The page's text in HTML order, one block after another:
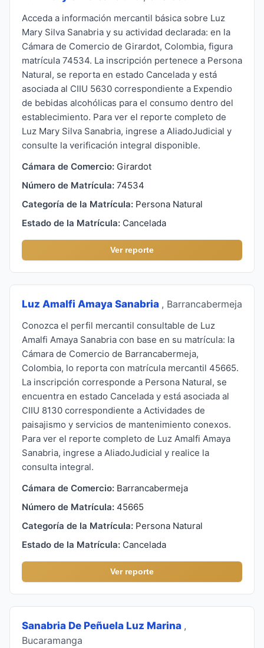
Acceda a información mercantil básica sobre Luz
Mary Silva Sanabria y su actividad declarada: en la
Cámara de Comercio de Girardot, Colombia, figura
matrícula 74534. La inscripción pertenece a Persona
Natural, se reporta en estado Cancelada y está
asociada al CIIU 5630 correspondiente a Expendio
de bebidas alcohólicas para el consumo dentro del
establecimiento. Para ver el reporte completo de
Luz Mary Silva Sanabria, ingrese a AliadoJudicial y
consulte la verificación integral disponible.
Cámara de Comercio: Girardot
Número de Matrícula: 74534
Categoría de la Matrícula: Persona Natural
Estado de la Matrícula: Cancelada
Ver reporte
Luz Amalfi Amaya Sanabria , Barrancabermeja
Conozca el perfil mercantil consultable de Luz
Amalfi Amaya Sanabria con base en su matrícula: la
Cámara de Comercio de Barrancabermeja,
Colombia, lo reporta con matrícula mercantil 45665.
La inscripción corresponde a Persona Natural, se
encuentra en estado Cancelada y está asociada al
CIIU 8130 correspondiente a Actividades de
paisajismo y servicios de mantenimiento conexos.
Para ver el reporte completo de Luz Amalfi Amaya
Sanabria, ingrese a AliadoJudicial y realice la
consulta integral.
Cámara de Comercio: Barrancabermeja
Número de Matrícula: 45665
Categoría de la Matrícula: Persona Natural
Estado de la Matrícula: Cancelada
Ver reporte
Sanabria De Peñuela Luz Marina ,
Bucaramanga